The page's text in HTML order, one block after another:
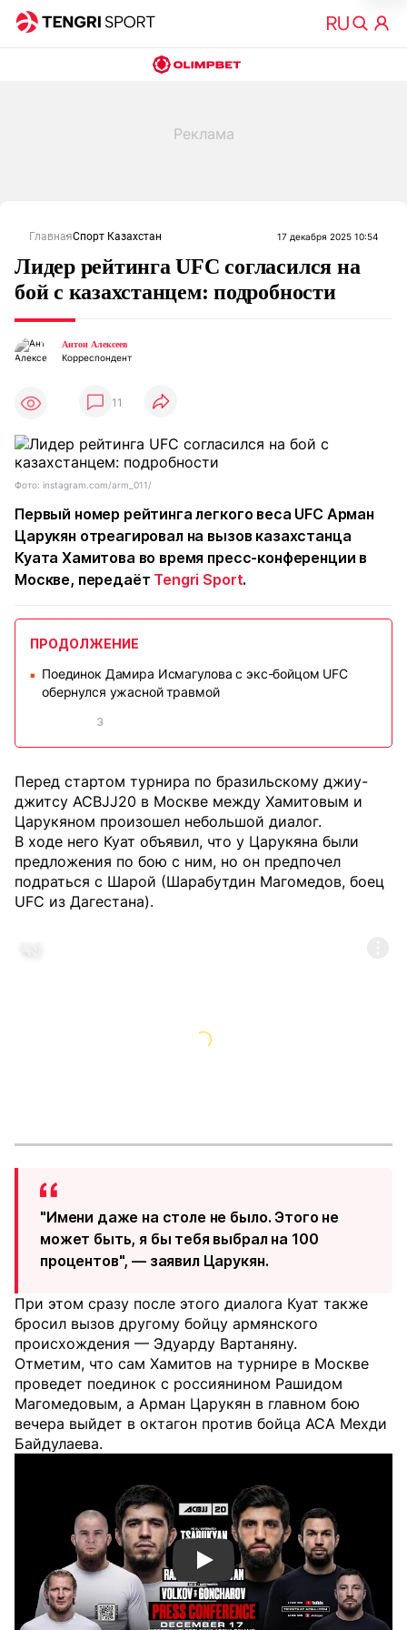
ГлавнаяСпорт Казахстан 17 декабря 2025 10:54
Лидер рейтинга UFC согласился на
бой с казахстанцем: подробности
Антон Алексеев
Корреспондент
11
Фото: instagram.com/arm_011/
Первый номер рейтинга легкого веса UFC Арман
Царукян отреагировал на вызов казахстанца
Куата Хамитова во время пресс-конференции в
Москве, передаёт Tengri Sport.
ПРОДОЛЖЕНИЕ
■
Поединок Дамира Исмагулова с экс-бойцом UFC
обернулся ужасной травмой
3
Перед стартом турнира по бразильскому джиу-
джитсу ACBJJ20 в Москве между Хамитовым и
Царукяном произошел небольшой диалог.
В ходе него Куат объявил, что у Царукяна были
предложения по бою с ним, но он предпочел
подраться с Шарой (Шарабутдин Магомедов, боец
UFC из Дагестана).
"Имени даже на столе не было. Этого не
может быть, я бы тебя выбрал на 100
процентов", — заявил Царукян.
При этом сразу после этого диалога Куат также
бросил вызов другому бойцу армянского
происхождения — Эдуарду Вартаняну.
Отметим, что сам Хамитов на турнире в Москве
проведет поединок с россиянином Рашидом
Магомедовым, а Арман Царукян в главном бою
вечера выйдет в октагон против бойца ACA Мехди
Байдулаева.
Смотреть видео YouTube